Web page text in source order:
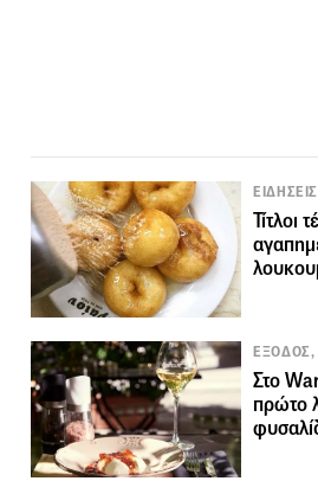
ΕΙΔΗΣΕΙΣ
Τίτλοι
ΕΞΟΔΟΣ,
Στο
πρώτο